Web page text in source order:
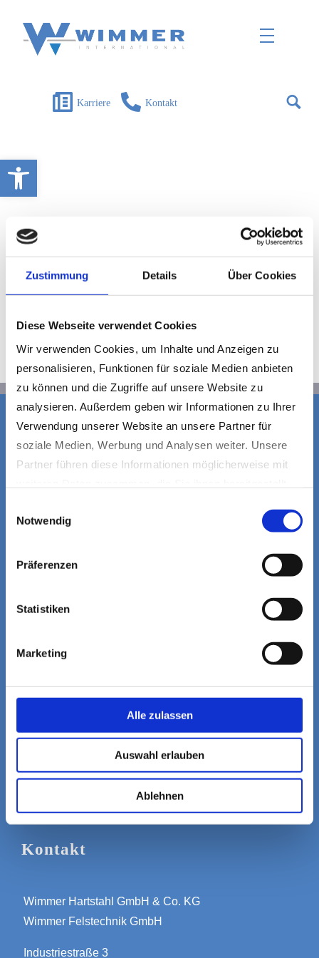
Open toolbar
Zustimmung Details Über Cookies
Diese Webseite verwendet Cookies
Wir verwenden Cookies, um Inhalte und Anzeigen zu
personalisieren, Funktionen für soziale Medien anbieten
zu können und die Zugriffe auf unsere Website zu
analysieren. Außerdem geben wir Informationen zu Ihrer
Verwendung unserer Website an unsere Partner für
soziale Medien, Werbung und Analysen weiter. Unsere
Partner führen diese Informationen möglicherweise mit
gesammelt haben.
Notwendig
Präferenzen
Statistiken
Marketing
Alle zulassen
Auswahl erlauben
Ablehnen
Karriere Kontakt
Links
ALLGEMEINE GESCHÄFTSBEDINGUNGEN
Kontakt
Wimmer Hartstahl GmbH & Co. KG
Wimmer Felstechnik GmbH
Industriestraße 3